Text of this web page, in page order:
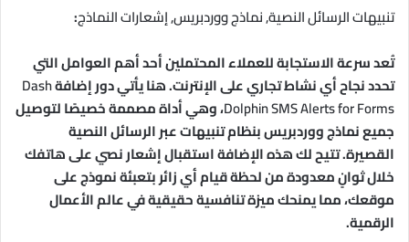
تنبيهات الرسائل النصية, نماذج ووردبريس, إشعارات النماذج:
تُعد سرعة الاستجابة للعملاء المحتملين أحد أهم العوامل التي
تحدد نجاح أي نشاط تجاري على الإنترنت. هنا يأتي دور إضافةDash
Dolphin SMS Alerts for Forms، وهي أداة مصممة خصيصًا لتوصيل
جميع نماذج ووردبريس بنظام تنبيهات عبر الرسائل النصية
القصيرة. تتيح لك هذه الإضافة استقبال إشعار نصي على هاتفك
خلال ثوانٍ معدودة من لحظة قيام أي زائر بتعبئة نموذج على
موقعك، مما يمنحك ميزة تنافسية حقيقية في عالم الأعمال
الرقمية.